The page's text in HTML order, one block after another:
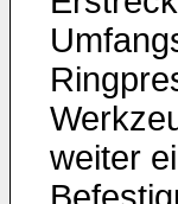
weiter